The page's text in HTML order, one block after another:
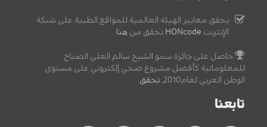
يحقق معايير الهيئة العالمية للمواقع الطبية على شبكة
الإنترنت HONcode تحقق من هنا
حاصل على جائزة سمو الشيخ سالم العلي الصباح
للمعلوماتية كأفضل مشروع صحي إلكتروني على مستوى
الوطن العربي لعام2010,
تحقق
تابعنا